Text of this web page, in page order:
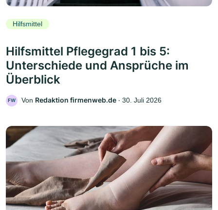
Hilfsmittel
Hilfsmittel Pflegegrad 1 bis 5:
Unterschiede und Ansprüche im
Überblick
FW Von Redaktion firmenweb.de ‧ 30. Juli 2026